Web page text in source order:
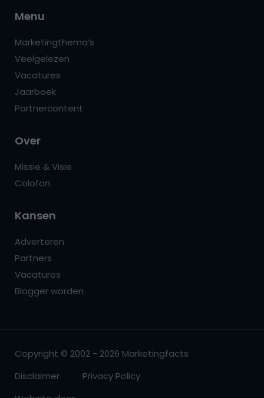
Menu
Marketingthema’s
Veelgelezen
Vacatures
Jaarboek
Partnercontent
Over
Missie & Visie
Colofon
Kansen
Adverteren
Partners
Vacatures
Blogger worden
Copyright © 2002 - 2026 Marketingfacts
Disclaimer
Privacy Policy